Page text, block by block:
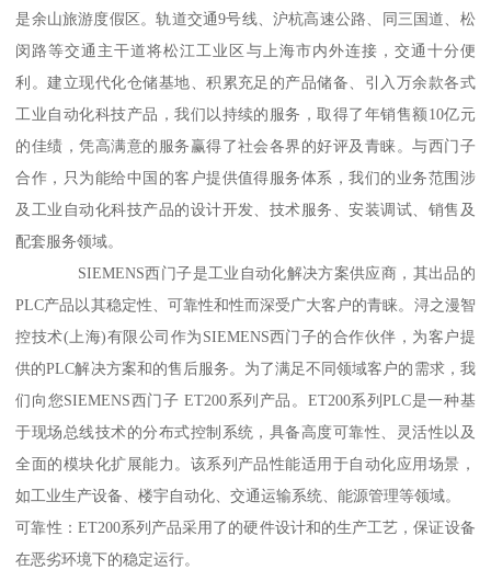
是余山旅游度假区。轨道交通9号线、沪杭高速公路、同三国道、松
闵路等交通主干道将松江工业区与上海市内外连接，交通十分便
利。建立现代化仓储基地、积累充足的产品储备、引入万余款各式
工业自动化科技产品，我们以持续的服务，取得了年销售额10亿元
的佳绩，凭高满意的服务赢得了社会各界的好评及青睐。与西门子
合作，只为能给中国的客户提供值得服务体系，我们的业务范围涉
及工业自动化科技产品的设计开发、技术服务、安装调试、销售及
配套服务领域。
SIEMENS西门子是工业自动化解决方案供应商，其出品的
PLC产品以其稳定性、可靠性和性而深受广大客户的青睐。浔之漫智
控技术(上海)有限公司作为SIEMENS西门子的合作伙伴，为客户提
供的PLC解决方案和的售后服务。为了满足不同领域客户的需求，我
们向您SIEMENS西门子 ET200系列产品。ET200系列PLC是一种基
于现场总线技术的分布式控制系统，具备高度可靠性、灵活性以及
全面的模块化扩展能力。该系列产品性能适用于自动化应用场景，
如工业生产设备、楼宇自动化、交通运输系统、能源管理等领域。
可靠性：ET200系列产品采用了的硬件设计和的生产工艺，保证设备
在恶劣环境下的稳定运行。